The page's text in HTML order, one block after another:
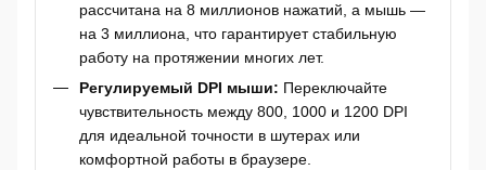
рассчитана на 8 миллионов нажатий, а мышь —
на 3 миллиона, что гарантирует стабильную
работу на протяжении многих лет.
Регулируемый DPI мыши: Переключайте
чувствительность между 800, 1000 и 1200 DPI
для идеальной точности в шутерах или
комфортной работы в браузере.